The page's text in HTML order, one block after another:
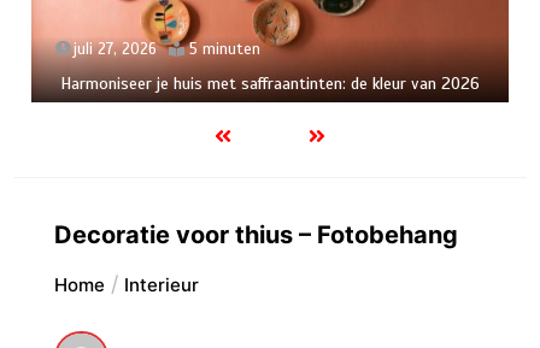
juli 27, 2026 5 minuten
Harmoniseer je huis met saffraantinten: de kleur van 2026
Decoratie voor thius – Fotobehang
Home Interieur